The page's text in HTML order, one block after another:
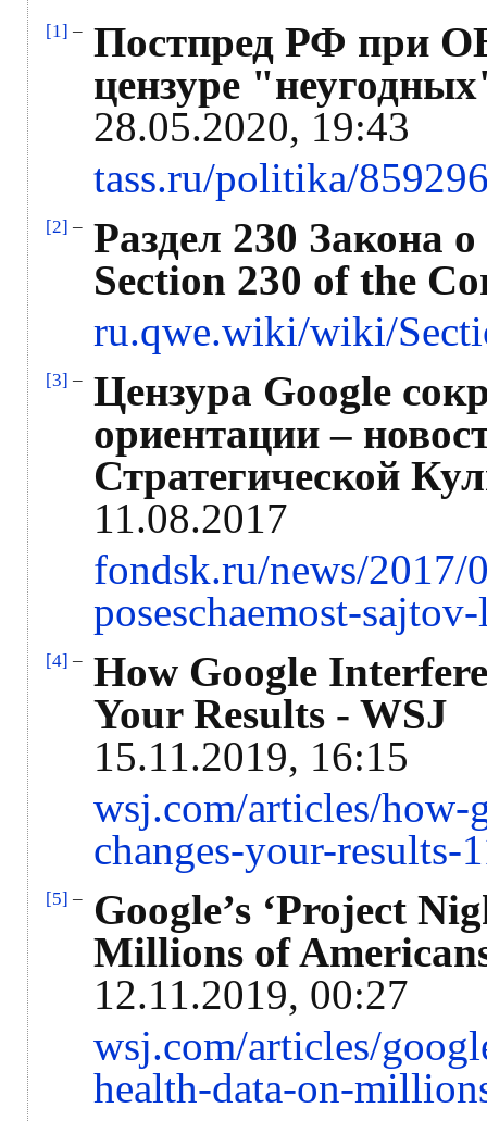
[1] – Постпред РФ при
цензуре
28.05.2020, 19:43
tass.ru/politika/
[2] – Раздел 230 Закона
Section 230 of the
ru.qwe.wiki/wiki/
[3] – Цензура Google
ориентации –
Стратегической
11.08.2017
fondsk.ru/news/2017/
poseschaemost-
[4] – How Google
Your Results - WSJ
15.11.2019, 16:15
wsj.com/articles/how-
changes-your-results-
[5] –
Google’s ‘Project
Millions of
12.11.2019, 00:27
wsj.com/articles/
health-data-on-